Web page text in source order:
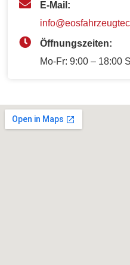
E-Mail:
Öffnungszeiten:
Mo-Fr: 9:00 – 18:00